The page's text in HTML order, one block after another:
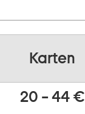
Karten
20 – 44 €